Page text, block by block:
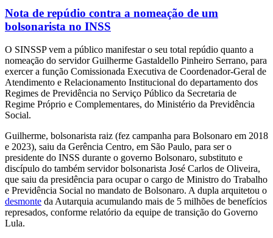
Nota de repúdio contra a nomeação de um
bolsonarista no INSS
O SINSSP vem a público manifestar o seu total repúdio quanto a
nomeação do servidor Guilherme Gastaldello Pinheiro Serrano, para
exercer a função Comissionada Executiva de Coordenador-Geral de
Atendimento e Relacionamento Institucional do departamento dos
Regimes de Previdência no Serviço Público da Secretaria de
Regime Próprio e Complementares, do Ministério da Previdência
Social.
Guilherme, bolsonarista raiz (fez campanha para Bolsonaro em 2018
e 2023), saiu da Gerência Centro, em São Paulo, para ser o
presidente do INSS durante o governo Bolsonaro, substituto e
discípulo do também servidor bolsonarista José Carlos de Oliveira,
que saiu da presidência para ocupar o cargo de Ministro do Trabalho
e Previdência Social no mandato de Bolsonaro. A dupla arquitetou o
desmonte da Autarquia acumulando mais de 5 milhões de benefícios
represados, conforme relatório da equipe de transição do Governo
Lula.